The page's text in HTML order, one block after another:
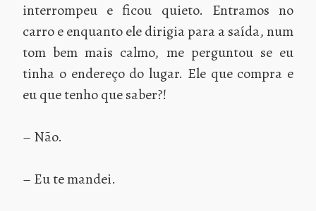
interrompeu e ficou quieto. Entramos no
carro e enquanto ele dirigia para a saída, num
tom bem mais calmo, me perguntou se eu
tinha o endereço do lugar. Ele que compra e
eu que tenho que saber?!
– Não.
– Eu te mandei.